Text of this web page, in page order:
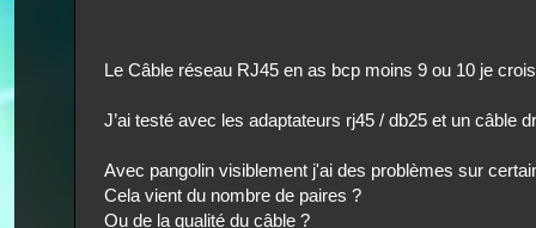
Le Câble réseau RJ45 en as bcp moins 9 ou 10 je crois
J’ai testé avec les adaptateurs rj45 / db25 et un câble
Avec pangolin visiblement j'ai des problèmes sur
Cela vient du nombre de paires ?
Ou de la qualité du câble ?